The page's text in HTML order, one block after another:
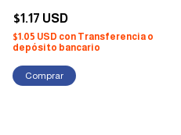
$1.17 USD
$1.05 USD con Transferencia o
depósito bancario